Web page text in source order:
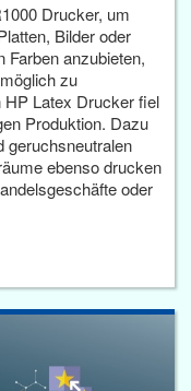
Drucker, um
Bilder oder
Farben anzubieten,
zu
HP Latex Drucker fiel
Produktion. Dazu
geruchsneutralen
ebenso drucken
oder